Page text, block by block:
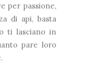
per passione,
di api, basta
ti lasciano in
pare loro